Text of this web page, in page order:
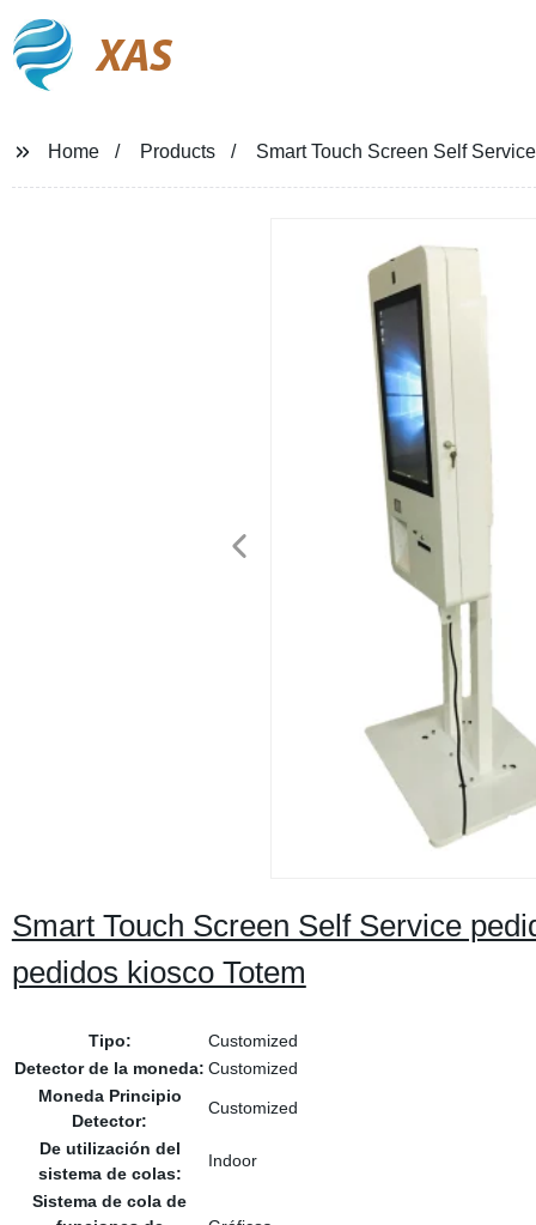
XAS
Home Products Smart Touch Screen Self
Smart Touch Screen Self Service
pedidos kiosco Totem
Tipo:
Customized
Detector de la moneda: Customized
Moneda Principio
Detector:
Customized
De utilización del
sistema de colas:
Indoor
Sistema de cola de